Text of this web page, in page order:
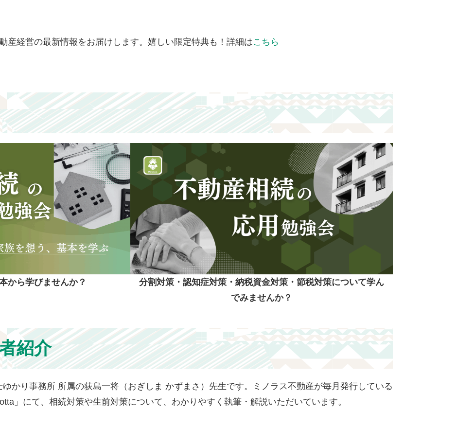
産経営の最新情報をお届けします。嬉しい限定特典も！詳細はこちら
から学びませんか？
分割対策・認知症対策・納税資金対策・節税対策について学ん
でみませんか？
紹介
かり事務所 所属の荻島一将（おぎしま かずまさ）先生です。ミノラス不動産が毎月発行している
」にて、相続対策や生前対策について、わかりやすく執筆・解説いただいています。